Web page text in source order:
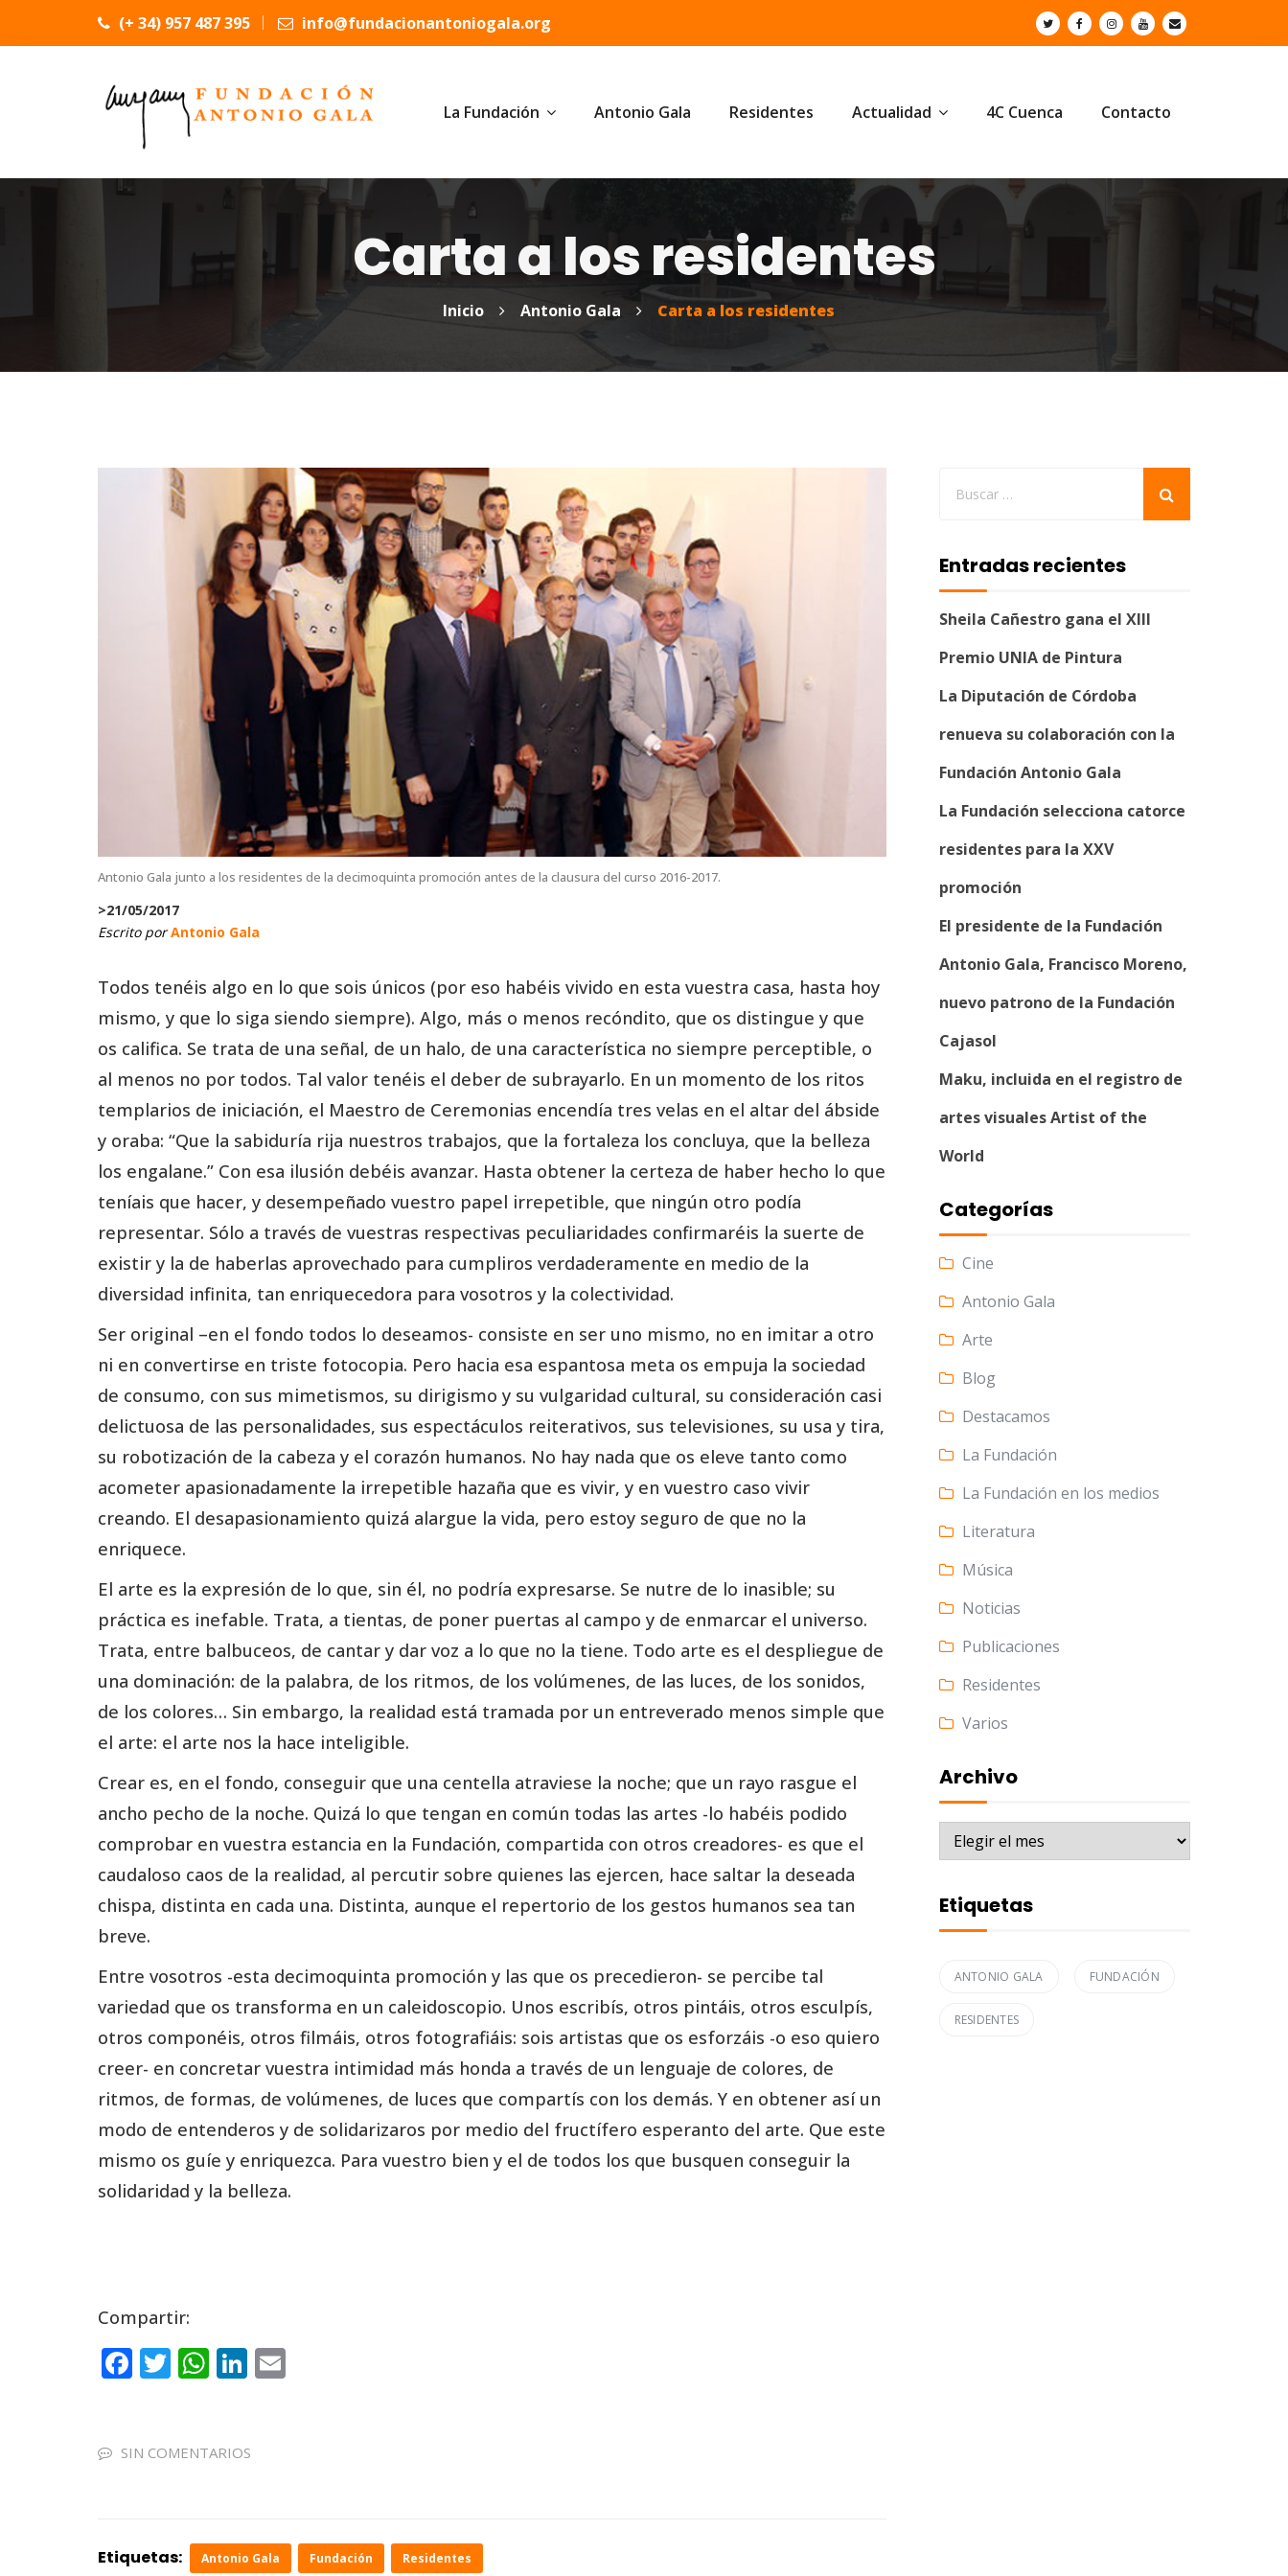
(+ 34) 957 487 395 info@fundacionantoniogala.org
La Fundación Antonio Gala Residentes Actualidad 4C Cuenca Contacto
Carta a los residentes
Inicio Antonio Gala Carta a los residentes
Antonio Gala junto a los residentes de la decimoquinta promoción antes de la clausura del curso 2016-2017.
>21/05/2017
Escrito porAntonio Gala
Todos tenéis algo en lo que sois únicos (por eso habéis vivido en esta vuestra casa, hasta hoy
mismo, y que lo siga siendo siempre). Algo, más o menos recóndito, que os distingue y que
os califica. Se trata de una señal, de un halo, de una característica no siempre perceptible, o
al menos no por todos. Tal valor tenéis el deber de subrayarlo. En un momento de los ritos
templarios de iniciación, el Maestro de Ceremonias encendía tres velas en el altar del ábside
y oraba: “Que la sabiduría rija nuestros trabajos, que la fortaleza los concluya, que la belleza
los engalane.” Con esa ilusión debéis avanzar. Hasta obtener la certeza de haber hecho lo que
teníais que hacer, y desempeñado vuestro papel irrepetible, que ningún otro podía
representar. Sólo a través de vuestras respectivas peculiaridades confirmaréis la suerte de
existir y la de haberlas aprovechado para cumpliros verdaderamente en medio de la
diversidad infinita, tan enriquecedora para vosotros y la colectividad.
Ser original –en el fondo todos lo deseamos- consiste en ser uno mismo, no en imitar a otro
ni en convertirse en triste fotocopia. Pero hacia esa espantosa meta os empuja la sociedad
de consumo, con sus mimetismos, su dirigismo y su vulgaridad cultural, su consideración casi
delictuosa de las personalidades, sus espectáculos reiterativos, sus televisiones, su usa y tira,
su robotización de la cabeza y el corazón humanos. No hay nada que os eleve tanto como
acometer apasionadamente la irrepetible hazaña que es vivir, y en vuestro caso vivir
creando. El desapasionamiento quizá alargue la vida, pero estoy seguro de que no la
enriquece.
El arte es la expresión de lo que, sin él, no podría expresarse. Se nutre de lo inasible; su
práctica es inefable. Trata, a tientas, de poner puertas al campo y de enmarcar el universo.
Trata, entre balbuceos, de cantar y dar voz a lo que no la tiene. Todo arte es el despliegue de
una dominación: de la palabra, de los ritmos, de los volúmenes, de las luces, de los sonidos,
de los colores… Sin embargo, la realidad está tramada por un entreverado menos simple que
el arte: el arte nos la hace inteligible.
Crear es, en el fondo, conseguir que una centella atraviese la noche; que un rayo rasgue el
ancho pecho de la noche. Quizá lo que tengan en común todas las artes -lo habéis podido
comprobar en vuestra estancia en la Fundación, compartida con otros creadores- es que el
caudaloso caos de la realidad, al percutir sobre quienes las ejercen, hace saltar la deseada
chispa, distinta en cada una. Distinta, aunque el repertorio de los gestos humanos sea tan
breve.
Entre vosotros -esta decimoquinta promoción y las que os precedieron- se percibe tal
variedad que os transforma en un caleidoscopio. Unos escribís, otros pintáis, otros esculpís,
otros componéis, otros filmáis, otros fotografiáis: sois artistas que os esforzáis -o eso quiero
creer- en concretar vuestra intimidad más honda a través de un lenguaje de colores, de
ritmos, de formas, de volúmenes, de luces que compartís con los demás. Y en obtener así un
modo de entenderos y de solidarizaros por medio del fructífero esperanto del arte. Que este
mismo os guíe y enriquezca. Para vuestro bien y el de todos los que busquen conseguir la
solidaridad y la belleza.
Compartir:
F
e
o
T
te
W
ts
p
Li
e
SIN COMENTARIOS
Etiquetas: Antonio Gala Fundación Residentes
Entradas recientes
Sheila Cañestro gana el XIII
Premio UNIA de Pintura
La Diputación de Córdoba
renueva su colaboración con la
Fundación Antonio Gala
La Fundación selecciona catorce
residentes para la XXV
promoción
El presidente de la Fundación
Antonio Gala, Francisco Moreno,
nuevo patrono de la Fundación
Cajasol
Maku, incluida en el registro de
artes visuales Artist of the
World
Categorías
Cine
Antonio Gala
Arte
Blog
Destacamos
La Fundación
La Fundación en los medios
Literatura
Música
Noticias
Publicaciones
Residentes
Varios
Archivo
Archivo
Etiquetas
ANTONIO GALA FUNDACIÓN
RESIDENTES